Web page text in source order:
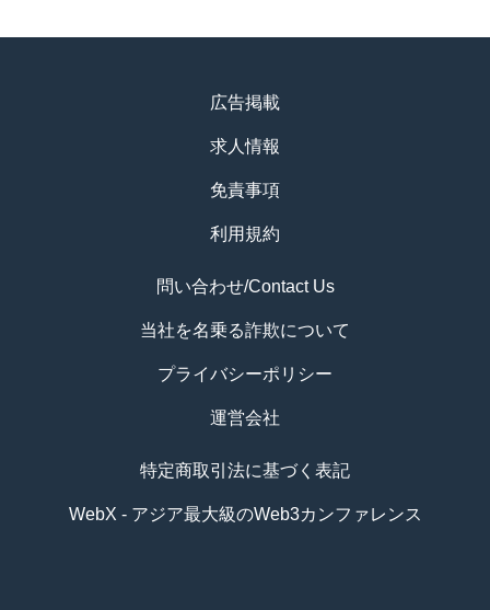
広告掲載
求人情報
免責事項
利用規約
問い合わせ/Contact Us
当社を名乗る詐欺について
プライバシーポリシー
運営会社
特定商取引法に基づく表記
WebX - アジア最大級のWeb3カンファレンス